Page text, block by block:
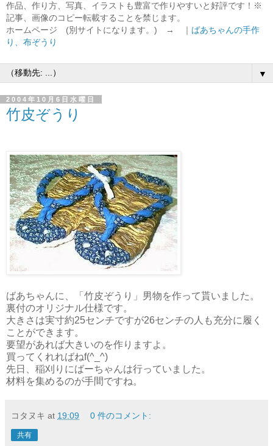
作品、作り方、写真、イラストも豊富で作りやすいと好評です！※
記事、画像のコピー転載することを禁じます。
ホームページ (別サイトになります。) → ｜ ばあちゃんの手作
り、布ぞうり
▼
2004年10月6日水曜日
竹皮ぞうり
ばあちゃんに、「竹皮ぞうり」男物を作って貰いました。
裏付のオリジナル仕様です。
大きさは実寸約25センチですが26センチの人も充分に履く
ことができます。
要望があれば大きいのを作りますよ。
買ってくれればねf(^_^)
先日、稲刈りにばーちゃんは行っていました。
材料を集めるのが手間ですね。
コタヌキ at 19:09 0 件のコメント:
共有